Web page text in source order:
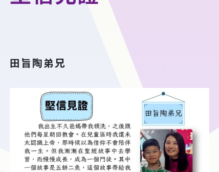
田旨陶弟兄